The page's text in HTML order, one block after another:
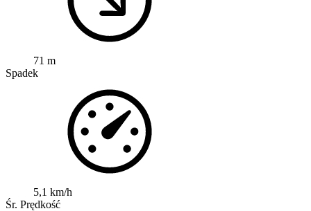
71 m
Spadek
5,1 km/h
Śr. Prędkość